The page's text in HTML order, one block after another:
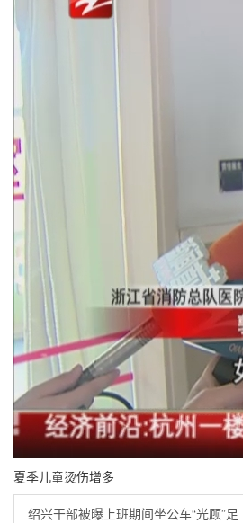
夏季儿童烫伤增多
绍兴干部被曝上班期间坐公车“光顾”足